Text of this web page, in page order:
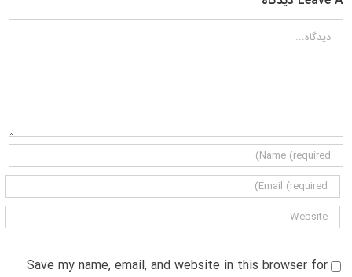
دیدگاه
Save my name, email, and website in this browser for